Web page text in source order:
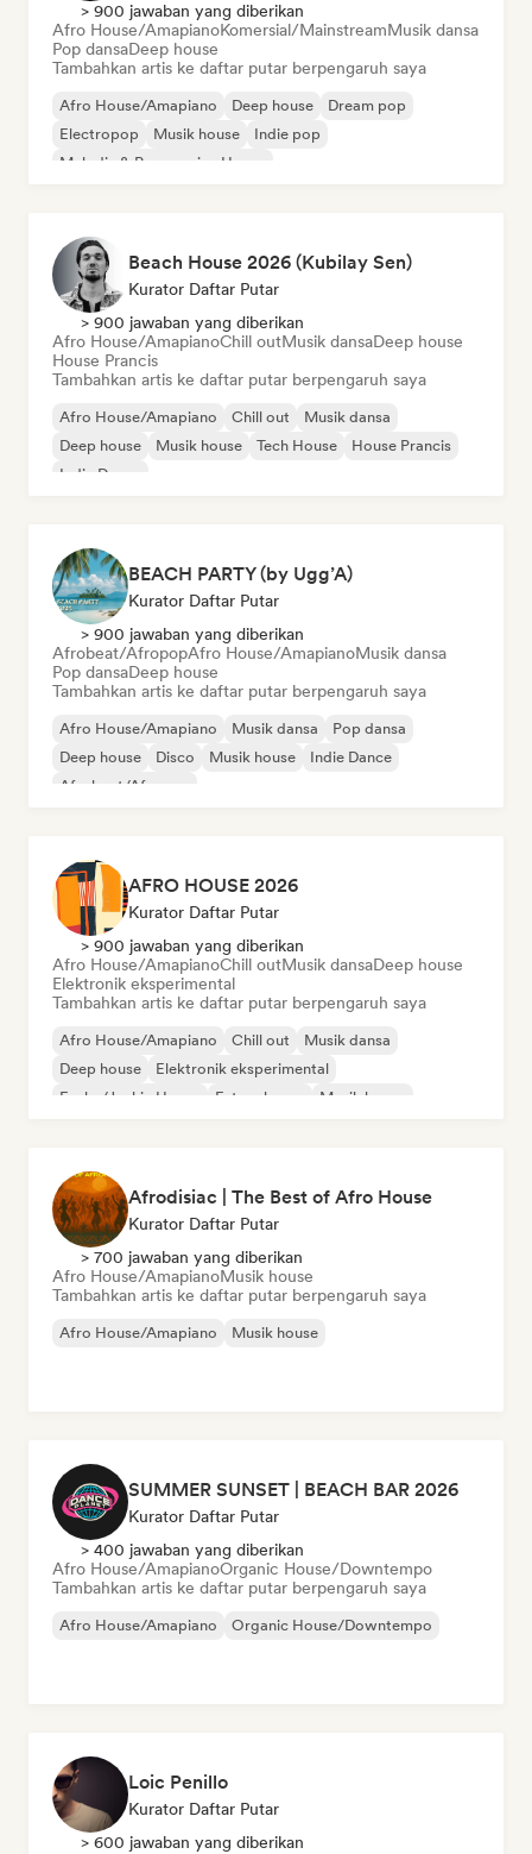
> 900 jawaban yang diberikan
Afro House/AmapianoKomersial/MainstreamMusik dansa
Pop dansaDeep house
Tambahkan artis ke daftar putar berpengaruh saya
Afro House/Amapiano Deep house
Dream pop
Electropop
Musik house
Indie pop
Melodic & Progressive House
Beach House 2026 (Kubilay Sen)
Kurator Daftar Putar
> 900 jawaban yang diberikan
Afro House/AmapianoChill outMusik dansaDeep house
House Prancis
Tambahkan artis ke daftar putar berpengaruh saya
Afro House/Amapiano Chill out
Musik dansa
Deep house
Musik house Tech House
House Prancis
Indie Dance
BEACH PARTY (by Ugg’A)
Kurator Daftar Putar
> 900 jawaban yang diberikan
Afrobeat/AfropopAfro House/AmapianoMusik dansa
Pop dansaDeep house
Tambahkan artis ke daftar putar berpengaruh saya
Afro House/Amapiano Musik dansa
Pop dansa
Deep house
Disco Musik house
Indie Dance
Afrobeat/Afropop
AFRO HOUSE 2026
Kurator Daftar Putar
> 900 jawaban yang diberikan
Afro House/AmapianoChill outMusik dansaDeep house
Elektronik eksperimental
Tambahkan artis ke daftar putar berpengaruh saya
Afro House/Amapiano Chill out
Musik dansa
Deep house
Elektronik eksperimental
Funky/Jackin House
Future house Musik house
Afrodisiac | The Best of Afro House
Kurator Daftar Putar
> 700 jawaban yang diberikan
Afro House/AmapianoMusik house
Tambahkan artis ke daftar putar berpengaruh saya
Afro House/Amapiano Musik house
SUMMER SUNSET | BEACH BAR 2026
Kurator Daftar Putar
> 400 jawaban yang diberikan
Afro House/AmapianoOrganic House/Downtempo
Tambahkan artis ke daftar putar berpengaruh saya
Afro House/Amapiano Organic House/Downtempo
Loic Penillo
Kurator Daftar Putar
> 600 jawaban yang diberikan